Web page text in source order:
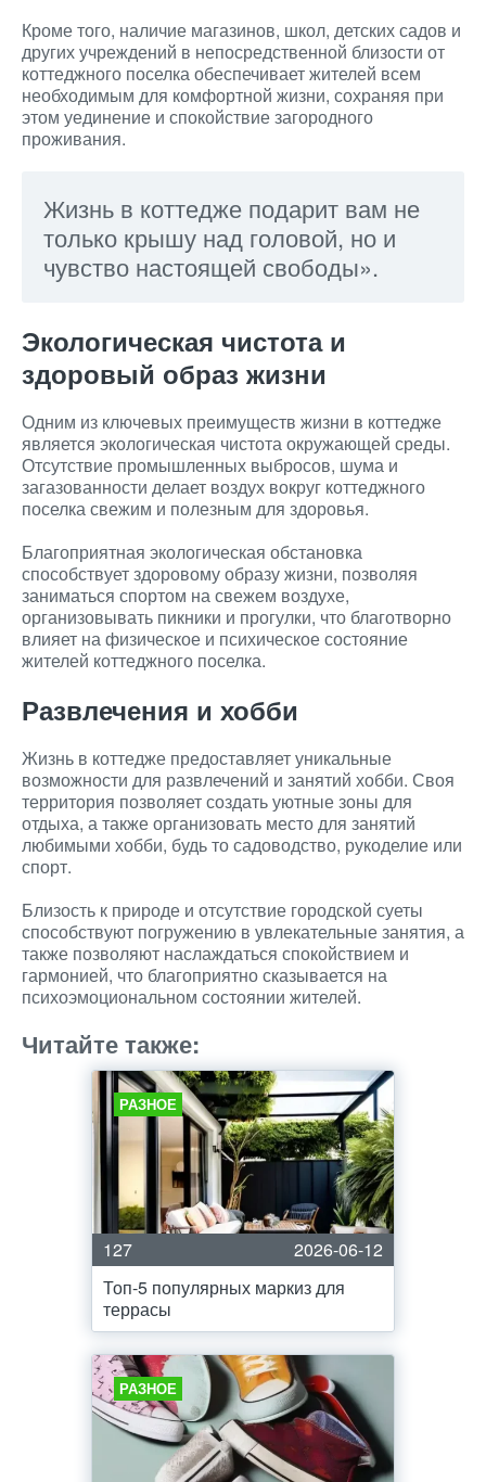
Кроме того, наличие магазинов, школ, детских садов и
других учреждений в непосредственной близости от
коттеджного поселка обеспечивает жителей всем
необходимым для комфортной жизни, сохраняя при
этом уединение и спокойствие загородного
проживания.
Жизнь в коттедже подарит вам не
только крышу над головой, но и
чувство настоящей свободы».
Экологическая чистота и
здоровый образ жизни
Одним из ключевых преимуществ жизни в коттедже
является экологическая чистота окружающей среды.
Отсутствие промышленных выбросов, шума и
загазованности делает воздух вокруг коттеджного
поселка свежим и полезным для здоровья.
Благоприятная экологическая обстановка
способствует здоровому образу жизни, позволяя
заниматься спортом на свежем воздухе,
организовывать пикники и прогулки, что благотворно
влияет на физическое и психическое состояние
жителей коттеджного поселка.
Развлечения и хобби
Жизнь в коттедже предоставляет уникальные
возможности для развлечений и занятий хобби. Своя
территория позволяет создать уютные зоны для
отдыха, а также организовать место для занятий
любимыми хобби, будь то садоводство, рукоделие или
спорт.
Близость к природе и отсутствие городской суеты
способствуют погружению в увлекательные занятия, а
также позволяют наслаждаться спокойствием и
гармонией, что благоприятно сказывается на
психоэмоциональном состоянии жителей.
Читайте также:
РАЗНОЕ
127
2026-06-12
Топ-5 популярных маркиз для
террасы
РАЗНОЕ